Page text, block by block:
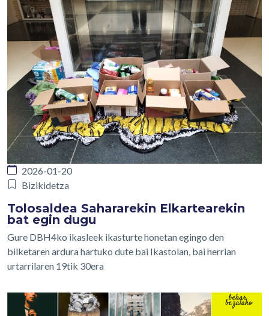
2026-01-20
Bizikidetza
Tolosaldea Sahararekin Elkartearekin
bat egin dugu
Gure DBH4ko ikasleek ikasturte honetan egingo den
bilketaren ardura hartuko dute bai Ikastolan, bai herrian
urtarrilaren 19tik 30era